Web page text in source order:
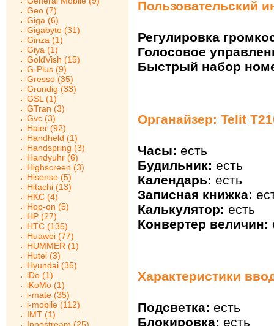
Geo (7)
Giga (6)
Gigabyte (31)
Ginza (1)
Giya (1)
GoldVish (15)
G-Plus (9)
Gresso (35)
Grundig (33)
GSL (1)
GTran (3)
Gvc (3)
Haier (92)
Handheld (1)
Handspring (3)
Handyuhr (6)
Highscreen (3)
Hisense (5)
Hitachi (13)
HKC (4)
Hop-on (5)
HP (27)
HTC (135)
Huawei (77)
HUMMER (1)
Hutel (3)
Hyundai (35)
iDo (1)
iKoMo (1)
i-mate (35)
i-mobile (112)
IMT (1)
Пользовательский
Регулировка
Голосовое
Быстрый набор
Органайзер: Telit
Часы: есть
Будильник: есть
Календарь: есть
Записная книжка:
Калькулятор: есть
Конвертер величин:
Характеристики
Подсветка: есть
Блокировка: есть